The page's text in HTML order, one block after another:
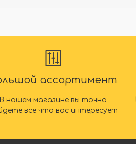
ассортимент
В нашем магазине вы точно
все что вас интересует